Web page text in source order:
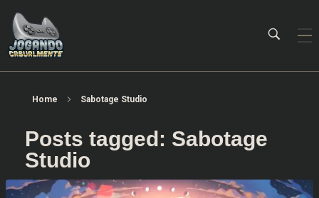
Home Sabotage Studio
Posts tagged: Sabotage
Studio